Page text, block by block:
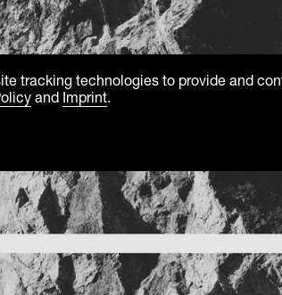
tracking technologies to provide and
and Imprint.